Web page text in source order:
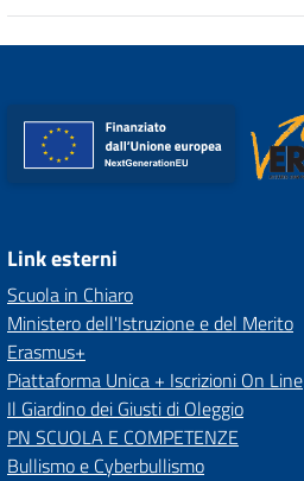
Link esterni
Scuola in Chiaro
Ministero dell'Istruzione e del Merito
Erasmus+
Piattaforma Unica + Iscrizioni On Line
Il Giardino dei Giusti di Oleggio
PN SCUOLA E COMPETENZE
Bullismo e Cyberbullismo